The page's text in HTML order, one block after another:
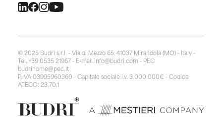
© 2025 Budri s.r.l. - Via di Mezzo 65, 41037 Mirandola (MO) - Italy -
Tel. +39 0535 21967 - E-mail info@budri.com - PEC
budrihome@pec.it
P.IVA 03995960360 - Capitale sociale i.v. 3.000.000€ - Codice
ATECO: 23.70.1